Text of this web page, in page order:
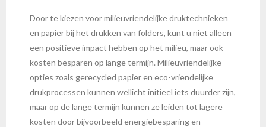
Door te kiezen voor milieuvriendelijke druktechnieken
en papier bij het drukken van folders, kunt u niet alleen
een positieve impact hebben op het milieu, maar ook
kosten besparen op lange termijn. Milieuvriendelijke
opties zoals gerecycled papier en eco-vriendelijke
drukprocessen kunnen wellicht initieel iets duurder zijn,
maar op de lange termijn kunnen ze leiden tot lagere
kosten door bijvoorbeeld energiebesparing en